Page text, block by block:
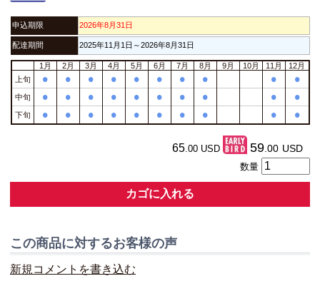
申込期限 2026年8月31日
配達期間 2025年11月1日～2026年8月31日
1月 2月 3月 4月 5月 6月 7月 8月 9月 10月 11月
12月
上旬
• • • • • • • • • •
中旬 • • • • • • • • • •
下旬 • • • • • • • • • •
65.00 USD 59.00 USD
数量
カゴに入れる
この商品に対するお客様の声
新規コメントを書き込む